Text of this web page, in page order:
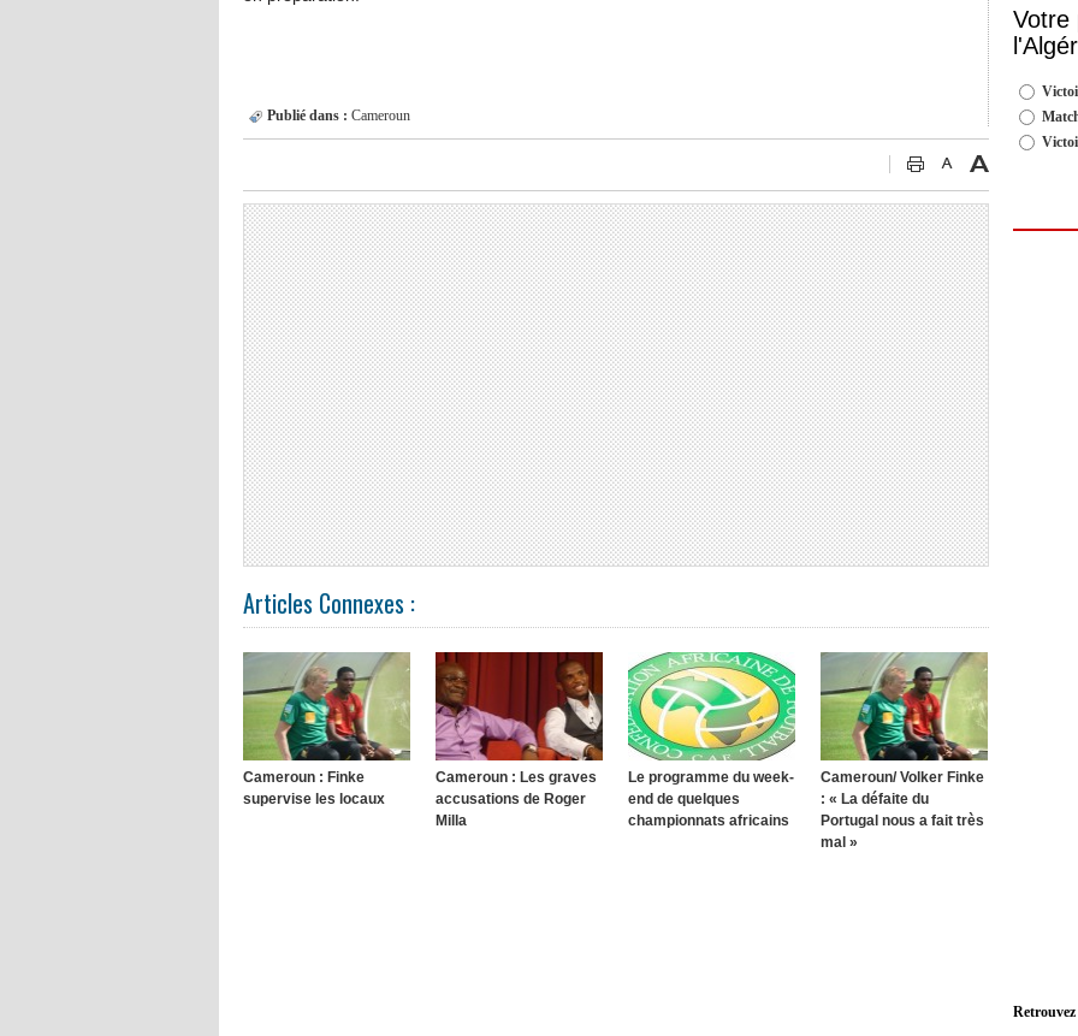
Publié dans : Cameroun
Articles Connexes :
Cameroun : Finke
supervise les locaux
Cameroun : Les graves
accusations de Roger
Milla
Le programme du week-
end de quelques
championnats africains
Cameroun/ Volker Finke
: « La défaite du
Portugal nous a fait très
mal »
Votre